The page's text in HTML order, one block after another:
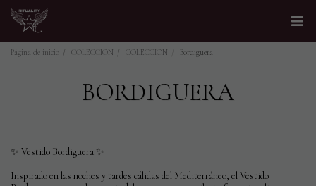
Página de inicio COLECCION COLECCION Bordiguera
BORDIGUERA
✨ Vestido Bordiguera ✨
Inspirado en las noches y tardes cálidas del Mediterráneo, el Vestido